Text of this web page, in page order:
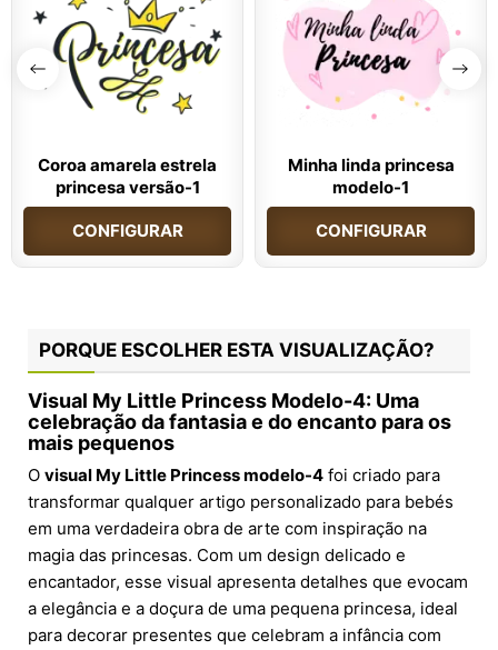
Coroa amarela estrela
princesa versão-1
CONFIGURAR
Minha linda princesa
modelo-1
CONFIGURAR
PORQUE ESCOLHER ESTA VISUALIZAÇÃO?
Visual My Little Princess Modelo-4: Uma
celebração da fantasia e do encanto para os
mais pequenos
O visual My Little Princess modelo-4 foi criado para
transformar qualquer artigo personalizado para bebés
em uma verdadeira obra de arte com inspiração na
magia das princesas. Com um design delicado e
encantador, esse visual apresenta detalhes que evocam
a elegância e a doçura de uma pequena princesa, ideal
para decorar presentes que celebram a infância com